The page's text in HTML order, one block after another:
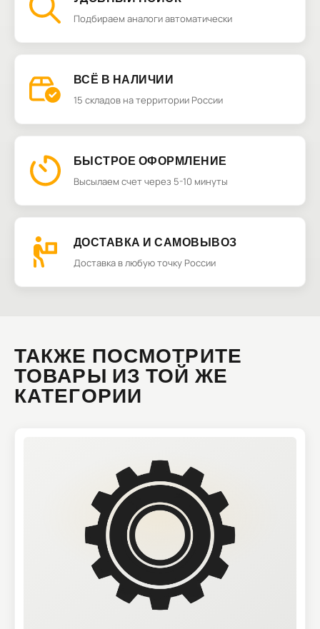
Подбираем аналоги автоматически
ВСЁ В НАЛИЧИИ
15 складов на территории России
БЫСТРОЕ ОФОРМЛЕНИЕ
Высылаем счет через 5-10 минуты
ДОСТАВКА И САМОВЫВОЗ
Доставка в любую точку России
ТАКЖЕ ПОСМОТРИТЕ
ТОВАРЫ ИЗ ТОЙ ЖЕ
КАТЕГОРИИ